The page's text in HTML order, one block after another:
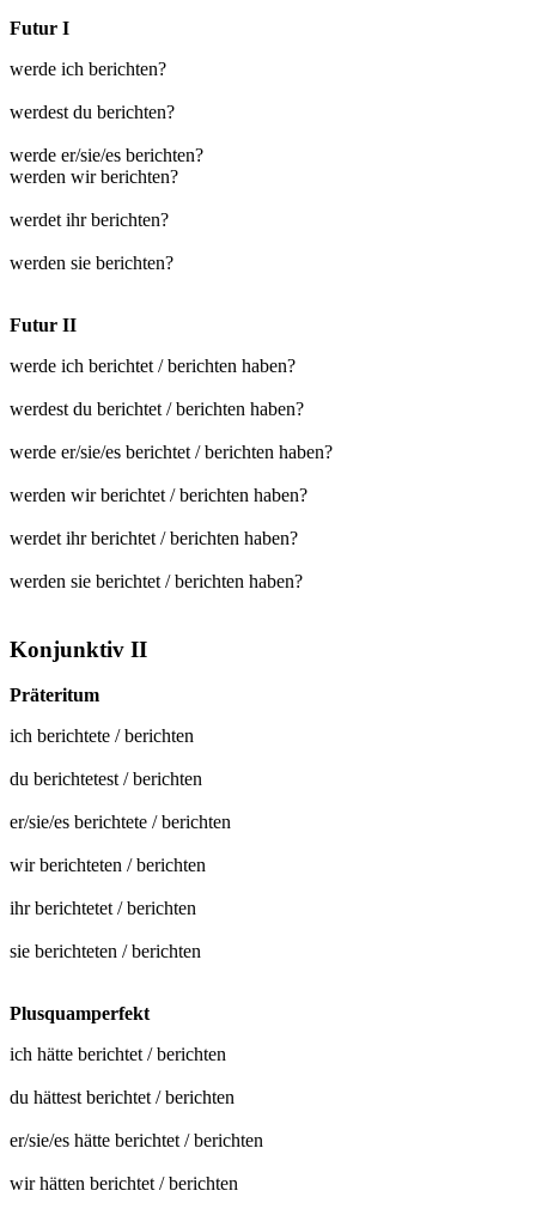
Futur I
werde ich berichten?
werdest du berichten?
werde er/sie/es berichten?
werden wir berichten?
werdet ihr berichten?
werden sie berichten?
Futur II
werde ich berichtet / berichten haben?
werdest du berichtet / berichten haben?
werde er/sie/es berichtet / berichten haben?
werden wir berichtet / berichten haben?
werdet ihr berichtet / berichten haben?
werden sie berichtet / berichten haben?
Konjunktiv II
Präteritum
ich berichtete /berichten
du berichtetest/berichten
er/sie/es berichtete /berichten
wirberichteten /berichten
ihrberichtetet/berichten
sie berichteten /berichten
Plusquamperfekt
ich hätte berichtet/berichten
du hättestberichtet/berichten
er/sie/es hätte berichtet/berichten
wir hätten berichtet/berichten